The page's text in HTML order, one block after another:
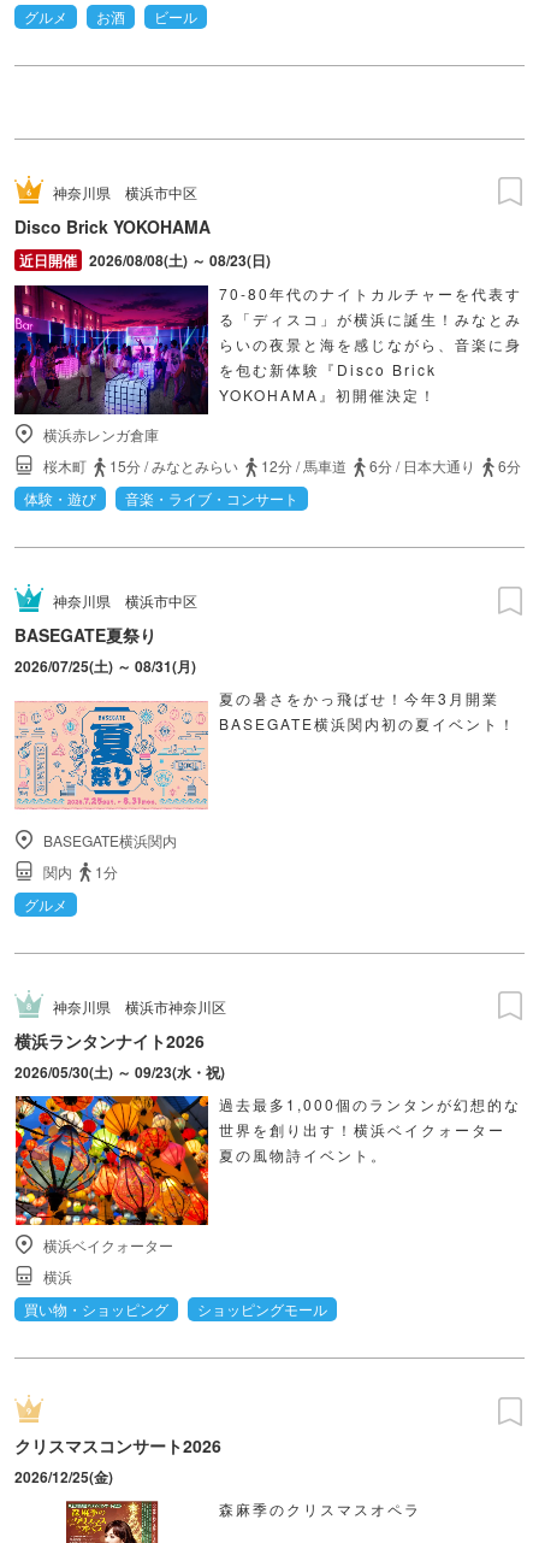
グルメ お酒 ビール
神奈川県 横浜市中区
Disco Brick YOKOHAMA
2026/08/08(土) ～ 08/23(日)
70-80年代のナイトカルチャーを代表す
る「ディスコ」が横浜に誕生！みなとみ
らいの夜景と海を感じながら、音楽に身
を包む新体験『Disco Brick
YOKOHAMA』初開催決定！
横浜赤レンガ倉庫
桜木町
15分/みなとみらい 12分/馬車道 6分/ 日本大通り
6分
体験・遊び
音楽・ライブ・コンサート
神奈川県 横浜市中区
BASEGATE夏祭り
2026/07/25(土) ～ 08/31(月)
夏の暑さをかっ飛ばせ！今年3月開業
BASEGATE横浜関内初の夏イベント！
BASEGATE横浜関内
関内
1分
グルメ
神奈川県 横浜市神奈川区
横浜ランタンナイト2026
2026/05/30(土) ～ 09/23(水・祝)
過去最多1,000個のランタンが幻想的な
世界を創り出す！横浜ベイクォーター
夏の風物詩イベント。
横浜ベイクォーター
横浜
買い物・ショッピング
ショッピングモール
クリスマスコンサート2026
2026/12/25(金)
森麻季のクリスマスオペラ